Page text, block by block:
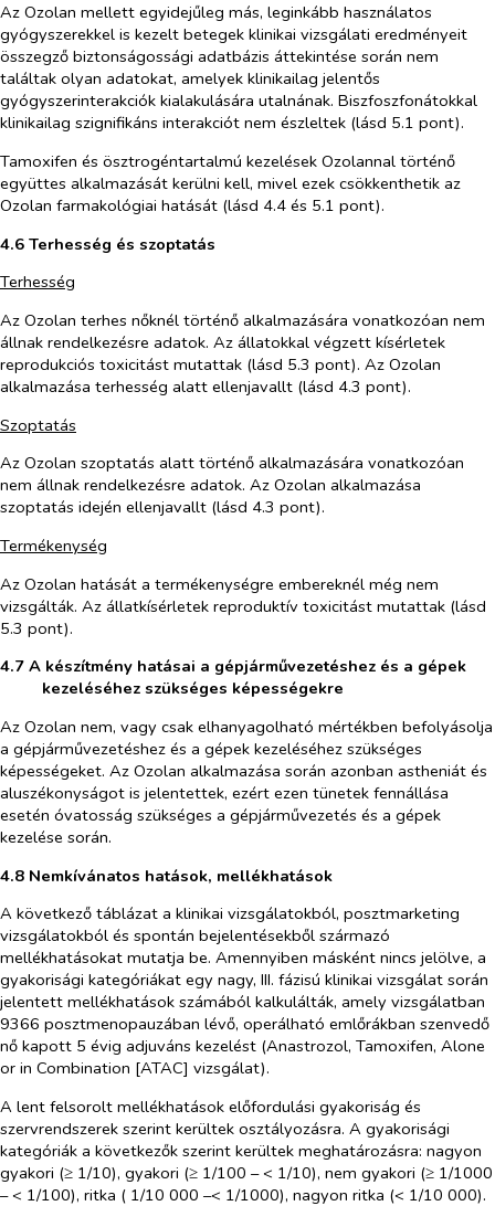
Az Ozolan mellett egyidejűleg más, leginkább használatos
gyógyszerekkel is kezelt betegek klinikai vizsgálati eredményeit
összegző biztonságossági adatbázis áttekintése során nem
találtak olyan adatokat, amelyek klinikailag jelentős
gyógyszerinterakciók kialakulására utalnának. Biszfoszfonátokkal
klinikailag szignifikáns interakciót nem észleltek (lásd 5.1 pont).
Tamoxifen és ösztrogéntartalmú kezelések Ozolannal történő
együttes alkalmazását kerülni kell, mivel ezek csökkenthetik az
Ozolan farmakológiai hatását (lásd 4.4 és 5.1 pont).
4.6 Terhesség és szoptatás
Terhesség
Az Ozolan terhes nőknél történő alkalmazására vonatkozóan nem
állnak rendelkezésre adatok. Az állatokkal végzett kísérletek
reprodukciós toxicitást mutattak (lásd 5.3 pont). Az Ozolan
alkalmazása terhesség alatt ellenjavallt (lásd 4.3 pont).
Szoptatás
Az Ozolan szoptatás alatt történő alkalmazására vonatkozóan
nem állnak rendelkezésre adatok. Az Ozolan alkalmazása
szoptatás idején ellenjavallt (lásd 4.3 pont).
Termékenység
Az Ozolan hatását a termékenységre embereknél még nem
vizsgálták. Az állatkísérletek reproduktív toxicitást mutattak (lásd
5.3 pont).
4.7 A készítmény hatásai a gépjárművezetéshez és a gépek
kezeléséhez szükséges képességekre
Az Ozolan nem, vagy csak elhanyagolható mértékben befolyásolja
a gépjárművezetéshez és a gépek kezeléséhez szükséges
képességeket. Az Ozolan alkalmazása során azonban astheniát és
aluszékonyságot is jelentettek, ezért ezen tünetek fennállása
esetén óvatosság szükséges a gépjárművezetés és a gépek
kezelése során.
4.8 Nemkívánatos hatások, mellékhatások
A következő táblázat a klinikai vizsgálatokból, posztmarketing
vizsgálatokból és spontán bejelentésekből származó
mellékhatásokat mutatja be. Amennyiben másként nincs jelölve, a
gyakorisági kategóriákat egy nagy, III. fázisú klinikai vizsgálat során
jelentett mellékhatások számából kalkulálták, amely vizsgálatban
9366 posztmenopauzában lévő, operálható emlőrákban szenvedő
nő kapott 5 évig adjuváns kezelést (Anastrozol, Tamoxifen, Alone
or in Combination [ATAC] vizsgálat).
A lent felsorolt mellékhatások előfordulási gyakoriság és
szervrendszerek szerint kerültek osztályozásra. A gyakorisági
kategóriák a következők szerint kerültek meghatározásra: nagyon
gyakori (≥ 1/10), gyakori (≥ 1/100 – < 1/10), nem gyakori (≥ 1/1000
– < 1/100), ritka ( 1/10 000 –< 1/1000), nagyon ritka (< 1/10 000).